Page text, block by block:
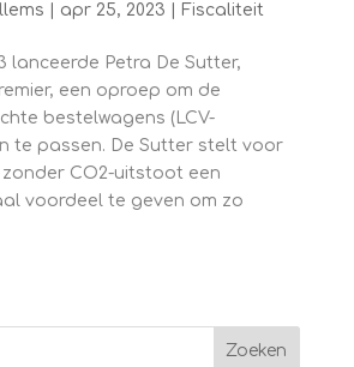
apr 25, 2023 Fiscaliteit
lanceerde Petra De Sutter,
een oproep om de
bestelwagens (LCV-
te passen. De Sutter stelt voor
CO2-uitstoot een
voordeel te geven om zo